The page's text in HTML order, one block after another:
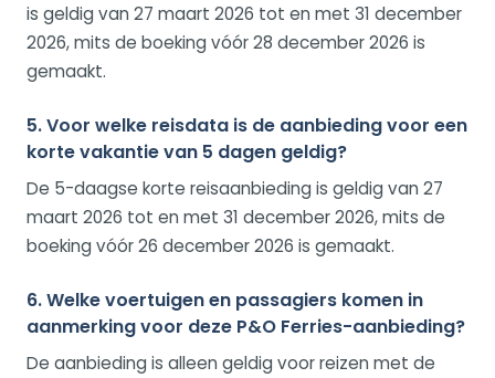
is geldig van 27 maart 2026 tot en met 31 december
2026, mits de boeking vóór 28 december 2026 is
gemaakt.
5. Voor welke reisdata is de aanbieding voor een
korte vakantie van 5 dagen geldig?
De 5-daagse korte reisaanbieding is geldig van 27
maart 2026 tot en met 31 december 2026, mits de
boeking vóór 26 december 2026 is gemaakt.
6. Welke voertuigen en passagiers komen in
aanmerking voor deze P&O Ferries-aanbieding?
De aanbieding is alleen geldig voor reizen met de